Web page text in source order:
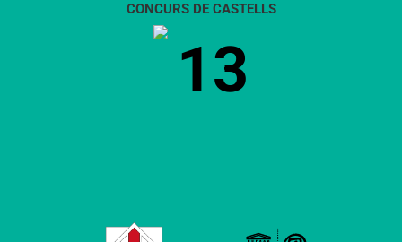
CONCURS DE CASTELLS
13